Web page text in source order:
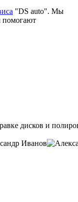
"DS auto". Мы
помогают
дисков и